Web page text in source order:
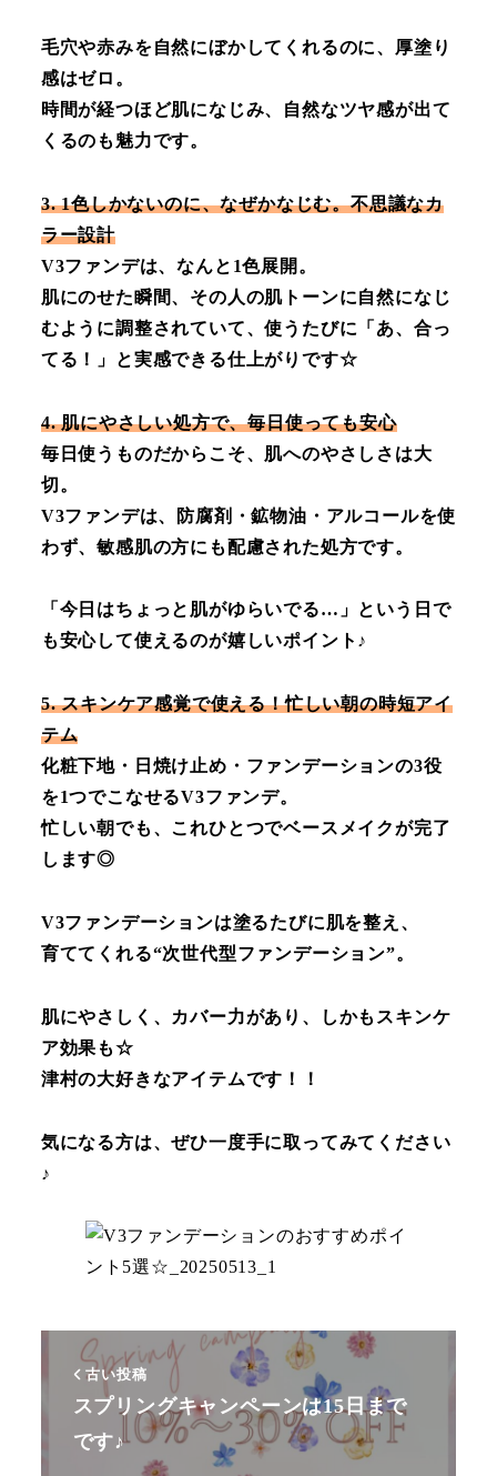
毛穴や赤みを自然にぼかしてくれるのに、厚塗り
感はゼロ。
時間が経つほど肌になじみ、自然なツヤ感が出て
くるのも魅力です。
3. 1色しかないのに、なぜかなじむ。不思議なカ
ラー設計
V3ファンデは、なんと1色展開。
肌にのせた瞬間、その人の肌トーンに自然になじ
むように調整されていて、使うたびに「あ、合っ
てる！」と実感できる仕上がりです☆
4. 肌にやさしい処方で、毎日使っても安心
毎日使うものだからこそ、肌へのやさしさは大
切。
V3ファンデは、防腐剤・鉱物油・アルコールを使
わず、敏感肌の方にも配慮された処方です。
「今日はちょっと肌がゆらいでる…」という日で
も安心して使えるのが嬉しいポイント♪
5. スキンケア感覚で使える！忙しい朝の時短アイ
テム
化粧下地・日焼け止め・ファンデーションの3役
を1つでこなせるV3ファンデ。
忙しい朝でも、これひとつでベースメイクが完了
します◎
V3ファンデーションは塗るたびに肌を整え、
育ててくれる“次世代型ファンデーション”。
肌にやさしく、カバー力があり、しかもスキンケ
ア効果も☆
津村の大好きなアイテムです！！
気になる方は、ぜひ一度手に取ってみてください
♪
古い投稿
スプリングキャンペーンは15日まで
です♪